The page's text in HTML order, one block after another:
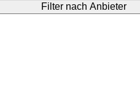
Filter nach Anbieter